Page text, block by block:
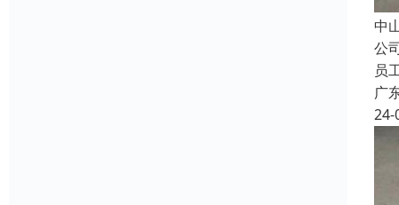
中
公
员
广
24-